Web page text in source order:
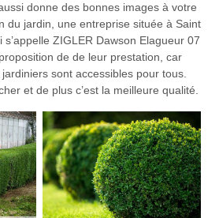
donne des bonnes images à votre
du jardin, une entreprise située à Saint
ZIGLER Dawson Elagueur 07
de de leur prestation, car
sont accessibles pour tous.
et de plus c’est la meilleure qualité.